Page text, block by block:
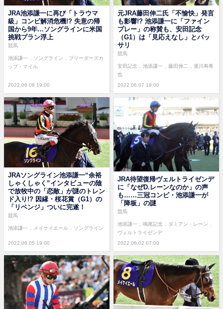
JRA池添謙一に再び「トラウマ
級」コンビ解消危機!? 失意の帰
国から9年…ソングラインに米国
挑戦プラン浮上
2022.06.08 19:00
競馬
池添謙一 ソングライン
ブリーダーズカ
ップ・マイル
元JRA藤田伸二氏「不愉快」発言
も影響!? 池添謙一に「ファイン
プレー」の称賛も、安田記念
（G1）は「見応えなし」とバッ
サリ
2022.06.07 19:00
競馬
安田記念 池添謙一 藤田伸二
瀧川寿希
也
JRAソングライン池添謙一“余裕
しゃくしゃく”インタビューの陰
で放牧中の「恋敵」が謎のトレン
ド入り!? 因縁・桜花賞（G1）の
「リベンジ」ついに完遂！
2022.06.05 19:00
競馬
池添謙一 メイケイエール ソングライン
JRA待望復帰ヴェルトライゼンデ
に「なぜD.レーンなのか」の声
も……三冠コンビ・池添謙一が
「降板」の謎
2022.06.02 07:00
競馬
池添謙一 鳴尾記念
ダミアン・レーン
ヴェルトライゼンデ